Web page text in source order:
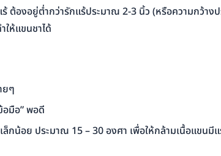
องอยู่ต่ำกว่ารักแร้ประมาณ 2-3 นิ้ว (หรือความกว้าง
ให้แขนชาได้
ยๆ
อมือ” พอดี
กน้อย ประมาณ 15 – 30 องศา เพื่อให้กล้ามเนื้อแขน